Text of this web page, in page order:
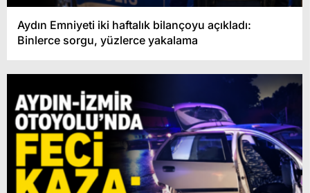
Aydın Emniyeti iki haftalık bilançoyu açıkladı:
Binlerce sorgu, yüzlerce yakalama